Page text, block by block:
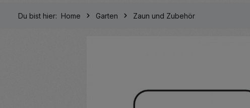
Du bist hier: Home Garten Zaun und Zubehör